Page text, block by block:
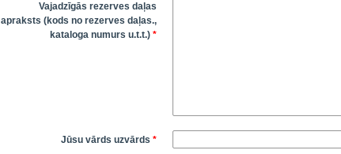
Vajadzīgās rezerves daļas
apraksts (kods no rezerves daļas.,
kataloga numurs u.t.t.) *
Jūsu vārds uzvārds *